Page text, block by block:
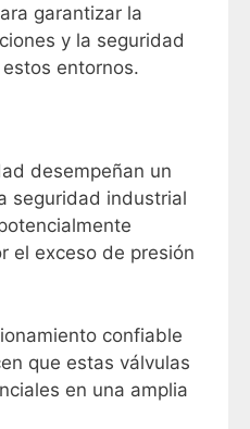
garantizar la
y la seguridad
entornos.
desempeñan un
seguridad industrial
el exceso de presión
confiable
que estas válvulas
en una amplia